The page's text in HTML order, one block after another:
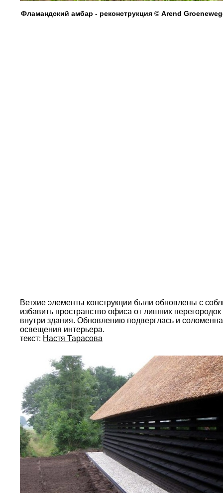
Фламандский амбар - реконструкция © Arend
Ветхие элементы конструкции были обновлены с
избавить пространство офиса от лишних
внутри здания. Обновлению подверглась и
освещения интерьера.
текст: Настя Тарасова